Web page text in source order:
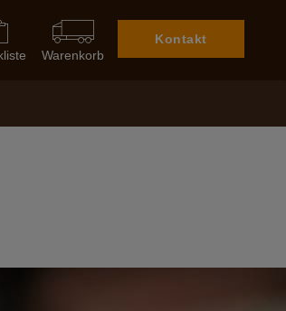
Kontakt
Warenkorb